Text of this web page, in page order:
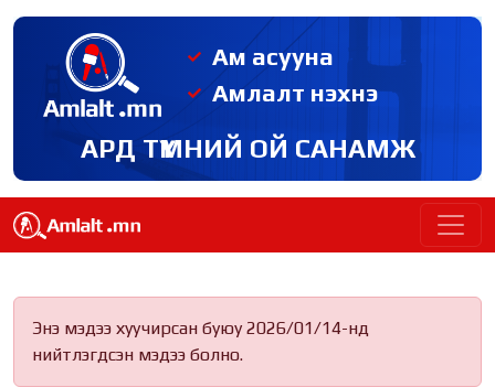
Ам асууна
Амлалт нэхнэ
АРД ТҮМНИЙ ОЙ САНАМЖ
Энэ мэдээ хуучирсан буюу 2026/01/14-нд
нийтлэгдсэн мэдээ болно.